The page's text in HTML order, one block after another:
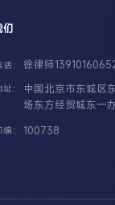
们
话： 徐律师
址：
中国北京市东城区
场东方经贸城东一
编： 100738